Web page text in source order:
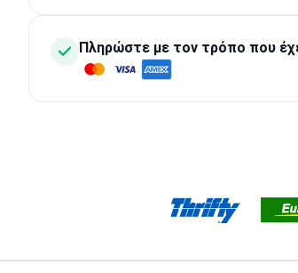
Πληρώστε με τον τρόπο που